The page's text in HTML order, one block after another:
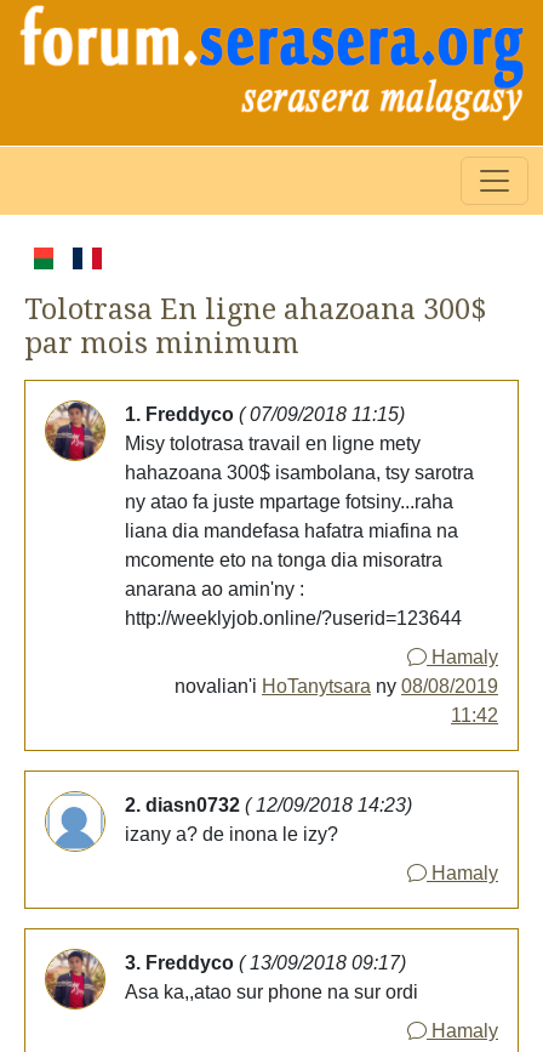
Tolotrasa En ligne ahazoana 300$
par mois minimum
1. Freddyco ( 07/09/2018 11:15)
Misy tolotrasa travail en ligne mety
hahazoana 300$ isambolana, tsy sarotra
ny atao fa juste mpartage fotsiny...raha
liana dia mandefasa hafatra miafina na
mcomente eto na tonga dia misoratra
anarana ao amin'ny :
http://weeklyjob.online/?userid=123644
Hamaly
novalian'i HoTanytsara ny 08/08/2019
11:42
2. diasn0732 ( 12/09/2018 14:23)
izany a? de inona le izy?
Hamaly
3. Freddyco ( 13/09/2018 09:17)
Asa ka,,atao sur phone na sur ordi
Hamaly